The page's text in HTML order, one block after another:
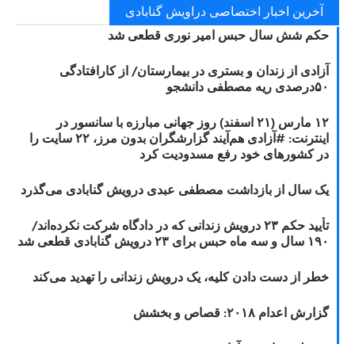
آخرین اخبار اختصاصی دراویش گنابادی
حکم شش سال حبس امیر نوری قطعی شد
آزادی از زندان و بستری در بیمارستان/ از کارافتادگی
۵۰درصدی ریه مصطفی دانشجو
۱۲ مارس (۲۱ اسفند) روز جهانی مبارزه با سانسور در
اینترنت: #آزادی هم‌آیند گزارشگران‌ بدون مرز، ۲۲ سایت را
در کشورهای خود رفع مسدودیت کرد
یک سال از بازداشت مصطفی عبدی درویش گنابادی می‌گذرد
تأیید حکم ۲۳ درویش زندانی که در دادگاه شرکت نکرده‌اند/
۱۹۰ سال و سه ماه حبس برای ۲۳ درویش گنابادی قطعی شد
خطر از دست دادن کلیه، یک درویش زندانی را تهدید می‌کند
گزارش اعدام ۲۰۱۸: قصاص و بخشش